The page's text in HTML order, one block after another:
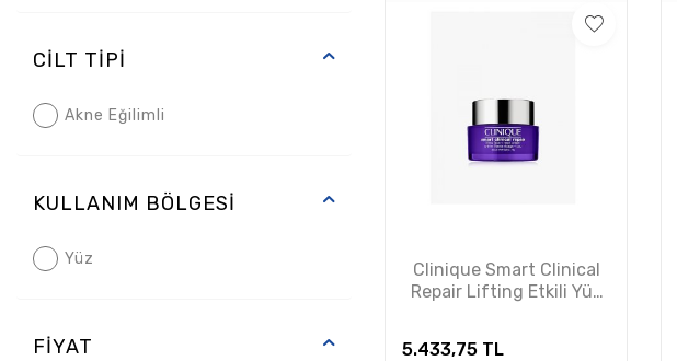
Dermalogica
CILT TIPI
Akne Eğilimli
KULLANIM BÖLGESI
Yüz
FIYAT
Clinique Smart Clinical
Repair Lifting Etkili Yüz
5.433,75 TL